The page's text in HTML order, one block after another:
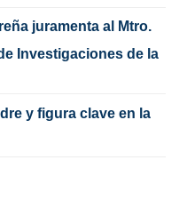
juramenta al Mtro.
Investigaciones de la
y figura clave en la